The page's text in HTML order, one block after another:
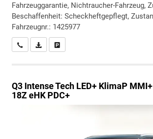
Fahrzeuggarantie, Nichtraucher-Fahrzeug,
Beschaffenheit: Scheckheftgepflegt,
Fahrzeugnr.: 1425977
Wir rufen Sie anPDF-Datei, Fahrzeugexposé drucken
Q3 Intense Tech LED+ KlimaP
18Z eHK PDC+